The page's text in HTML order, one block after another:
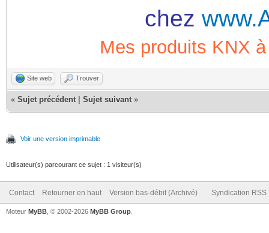
chez
Mes produits KNX
Site web Trouver
« Sujet précédent Sujet suivant »
Voir une version imprimable
Utilisateur(s) parcourant ce sujet : 1 visiteur(s)
Contact Retourner en haut Version bas-débit (Archivé) Syndication RSS
Moteur MyBB , © 2002-2026 MyBB Group